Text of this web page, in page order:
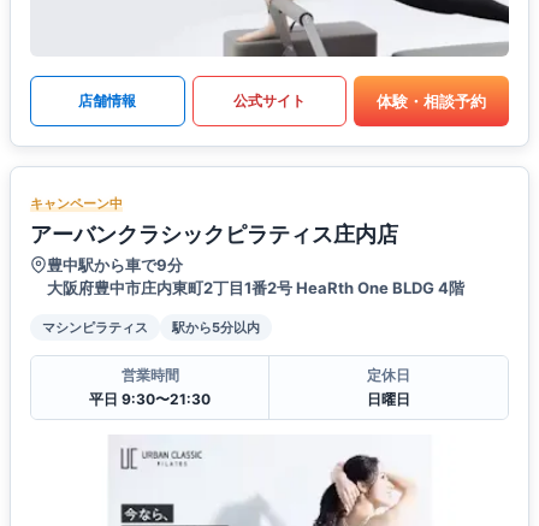
店舗情報 公式サイト 体験・相談予約
キャンペーン中
アーバンクラシックピラティス庄内店
豊中駅から車で9分
大阪府豊中市庄内東町2丁目1番2号 HeaRth One BLDG 4階
マシンピラティス 駅から5分以内
営業時間
平日 9:30〜21:30
定休日
日曜日